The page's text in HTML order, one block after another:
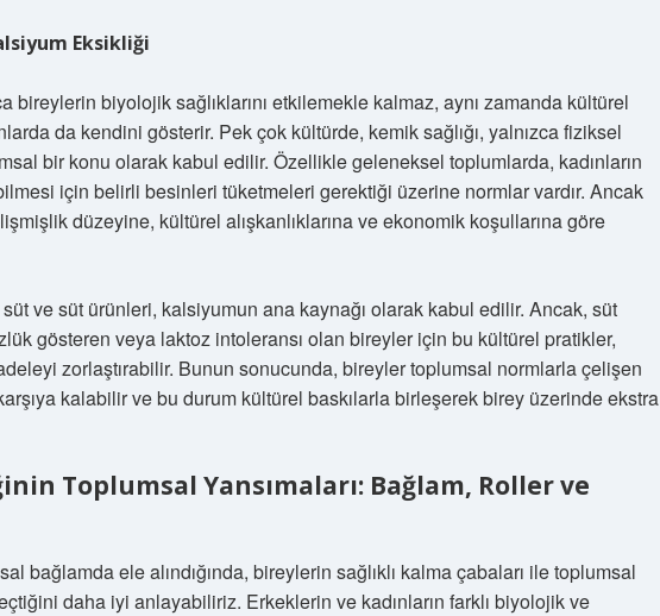
Eksikliği
bireylerin biyolojik sağlıklarını etkilemekle kalmaz, aynı zamanda kültürel
da kendini gösterir. Pek çok kültürde, kemik sağlığı, yalnızca fiziksel
bir konu olarak kabul edilir. Özellikle geleneksel toplumlarda, kadınların
için belirli besinleri tüketmeleri gerektiği üzerine normlar vardır. Ancak
düzeyine, kültürel alışkanlıklarına ve ekonomik koşullarına göre
ve süt ürünleri, kalsiyumun ana kaynağı olarak kabul edilir. Ancak, süt
gösteren veya laktoz intoleransı olan bireyler için bu kültürel pratikler,
zorlaştırabilir. Bunun sonucunda, bireyler toplumsal normlarla çelişen
kalabilir ve bu durum kültürel baskılarla birleşerek birey üzerinde ekstra
Toplumsal Yansımaları: Bağlam, Roller ve
bağlamda ele alındığında, bireylerin sağlıklı kalma çabaları ile toplumsal
daha iyi anlayabiliriz. Erkeklerin ve kadınların farklı biyolojik ve